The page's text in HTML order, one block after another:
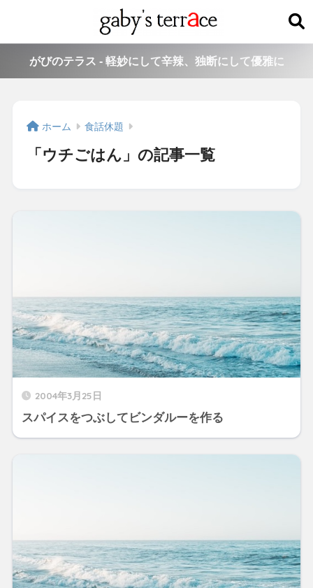
がびのテラス - 軽妙にして辛辣、独断にして優雅に
ホーム 食話休題
「ウチごはん」の記事一覧
2004年3月25日
スパイスをつぶしてビンダルーを作る